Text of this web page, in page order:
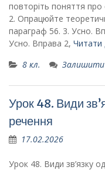
повторіть поняття про
2. Опрацюйте
параграф 56. 3. Усно.
Усно. Вправа 2, Читати
8 кл.
Урок 48. Види
речення
17.02.2026
Урок 48. Види зв’язку